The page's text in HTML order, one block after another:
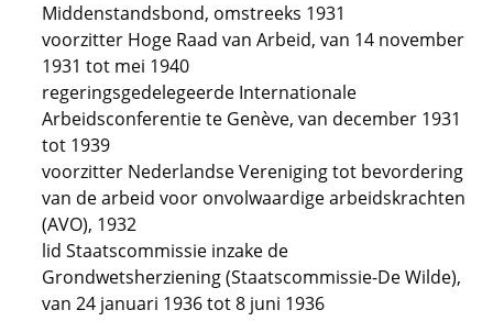
Middenstandsbond, omstreeks 1931
voorzitter Hoge Raad van Arbeid, van 14 november
1931 tot mei 1940
regeringsgedelegeerde Internationale
Arbeidsconferentie te Genève, van december 1931
tot 1939
voorzitter Nederlandse Vereniging tot bevordering
van de arbeid voor onvolwaardige arbeidskrachten
(AVO), 1932
lid Staatscommissie inzake de
Grondwetsherziening (Staatscommissie-De Wilde),
van 24 januari 1936 tot 8 juni 1936